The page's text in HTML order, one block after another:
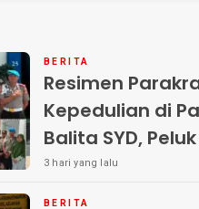
BERITA
Resimen
Kepedulian di
Balita SYD,
Terlantar
3 hari yang lalu
BERITA